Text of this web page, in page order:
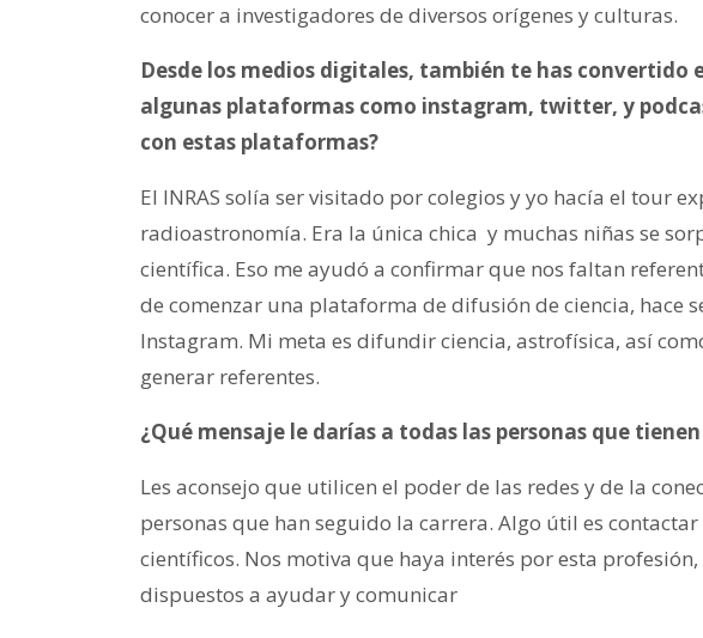
conocer a investigadores de diversos orígenes y culturas.
Desde los medios digitales, también te has
algunas plataformas como instagram, twitter, y
con estas plataformas?
El INRAS solía ser visitado por colegios y yo hacía el tour
radioastronomía. Era la única chica y muchas niñas se
científica. Eso me ayudó a confirmar que nos faltan
de comenzar una plataforma de difusión de ciencia, hace
Instagram. Mi meta es difundir ciencia, astrofísica, así
generar referentes.
¿Qué mensaje le darías a todas las personas que
Les aconsejo que utilicen el poder de las redes y de la
personas que han seguido la carrera. Algo útil es
científicos. Nos motiva que haya interés por esta
dispuestos a ayudar y comunicar